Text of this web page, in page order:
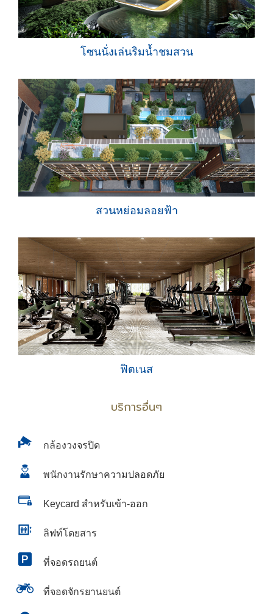
โซนนั่งเล่นริมน้ำชมสวน
สวนหย่อมลอยฟ้า
ฟิตเนส
บริการอื่นๆ
กล้องวงจรปิด
พนักงานรักษาความปลอดภัย
Keycard สำหรับเข้า-ออก
ลิฟท์โดยสาร
ที่จอดรถยนต์
ที่จอดจักรยานยนต์